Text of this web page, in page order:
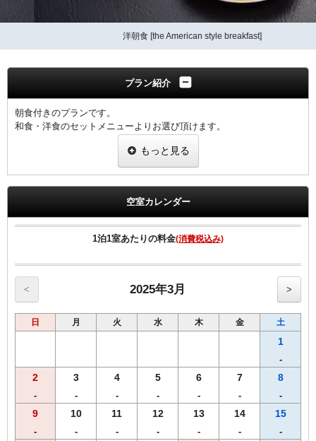
洋朝食 [the American style breakfast]
プラン紹介
朝食付きのプランです。
和食・洋食のセットメニューよりお選び頂けます。
●高速インターネット回線(LAN接続/無料）
●全室、洗浄機付トイレ完備
●全室、加湿機能付空気清浄機設置
●枕元にUSBコンセント設置
もっと見る
空室カレンダー
1泊1室あたりの料金(消費税込み)
< 2025年3月 >
日 月 火 水 木 金 土
1
-
2
-
3
-
4
-
5
-
6
-
7
-
8
-
9
-
10
-
11
-
12
-
13
-
14
-
15
-